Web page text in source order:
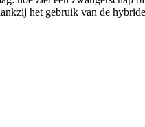
het gebruik van de